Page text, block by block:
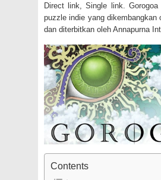
Direct link, Single link. Gorogoa
puzzle indie yang dikembangkan
dan diterbitkan oleh Annapurna
Contents